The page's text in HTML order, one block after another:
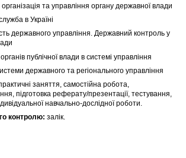
та управління органу державної влади
в Україні
державного управління. Державний контроль у
публічної влади в системі управління
державного та регіонального управління
практичні заняття, самостійна робота,
підготовка реферату/презентації, тестування,
навчально-дослідної роботи.
контролю: залік.